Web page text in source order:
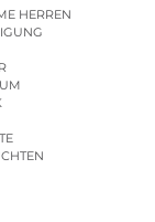
HERREN